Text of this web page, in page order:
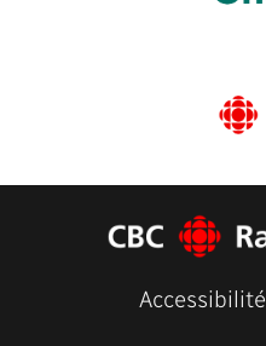
Accessibilité